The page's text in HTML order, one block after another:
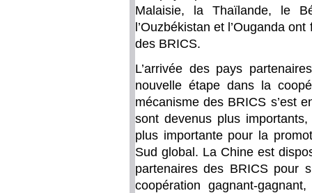
Malaisie, la Thaïlande, le
l’Ouzbékistan et l’Ouganda
des BRICS.
L’arrivée des pays
nouvelle étape dans la
mécanisme des BRICS s’est
sont devenus plus
plus importante pour la
Sud global. La Chine est
partenaires des BRICS pour
coopération gagnant-